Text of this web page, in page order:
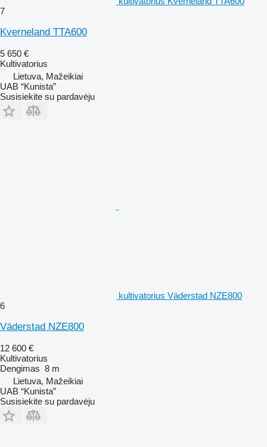
7
Kverneland TTA600
5 650 €
Kultivatorius
Lietuva, Mažeikiai
UAB “Kunista”
Susisiekite su pardavėju
kultivatorius Väderstad NZE800
6
Väderstad NZE800
12 600 €
Kultivatorius
Dengimas 8 m
Lietuva, Mažeikiai
UAB “Kunista”
Susisiekite su pardavėju